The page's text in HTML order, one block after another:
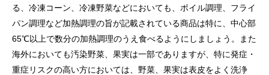
る、冷凍コーン、冷凍野菜などにおいても、ボイル調理、フライ
パン調理など加熱調理の旨が記載されている商品は特に、中心部
65℃以上で数分の加熱調理のうえ食べるようにしましょう。また
海外においても汚染野菜、果実は一部でありますが、特に発症・
重症リスクの高い方においては、野菜、果実は表皮をよく洗浄